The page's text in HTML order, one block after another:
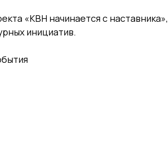
«КВН начинается с наставника»,
инициатив.